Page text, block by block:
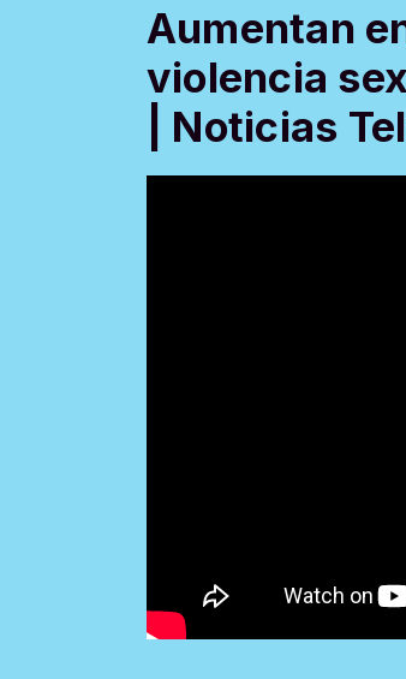
Aumentan
violencia
| Noticias